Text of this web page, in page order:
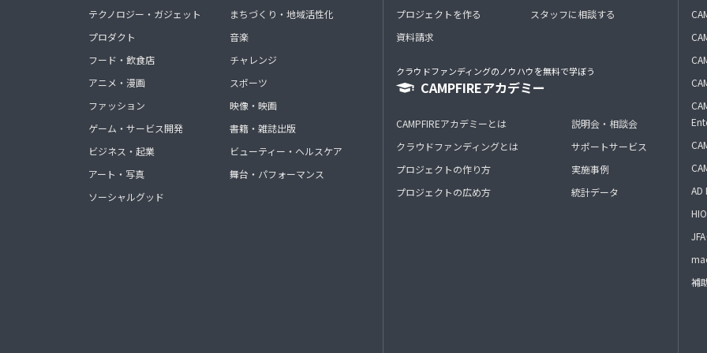
テクノロジー・ガジェット
プロダクト
フード・飲食店
アニメ・漫画
ファッション
ゲーム・サービス開発
ビジネス・起業
アート・写真
ソーシャルグッド
まちづくり・地域活性化
音楽
チャレンジ
スポーツ
映像・映画
書籍・雑誌出版
ビューティー・ヘルスケア
舞台・パフォーマンス
プロジェクトを作る
資料請求
スタッフに相談する
クラウドファンディングのノウハウを無料で学ぼう
CAMPFIREアカデミー
CAMPFIREアカデミーとは
クラウドファンディングとは
プロジェクトの作り方
プロジェクトの広め方
説明会・相談会
サポートサービス
実施事例
統計データ
AD
補